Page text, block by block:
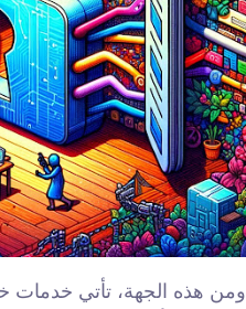
ومن هذه الجهة، تأتي خدمات